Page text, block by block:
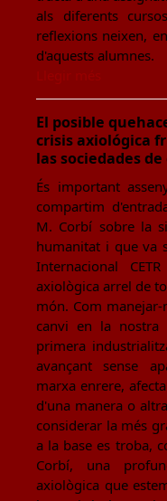
als diferents
reflexions neixen,
d'aquests alumnes.
El posible
crisis axiológica
las sociedades
És important
compartim
M. Corbí sobre la
humanitat i que va
Internacional
axiològica arrel de
món. Com manejar-
canvi en la
primera
avançant sense
marxa enrere,
d'una manera o
considerar la més
a la base es troba,
Corbí, una
axiològica que